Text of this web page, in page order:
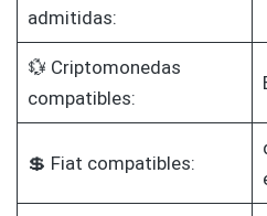
admitidas:
💱 Criptomonedas
compatibles:
💲 Fiat compatibles: